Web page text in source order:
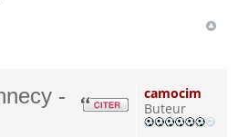
-
camocim
Buteur